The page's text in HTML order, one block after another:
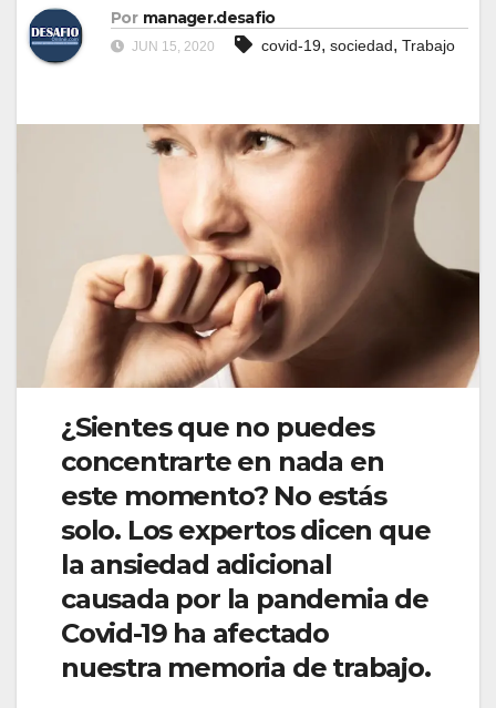
Por manager.desafio
JUN 15, 2020 covid-19, sociedad, Trabajo
¿Sientes que no puedes
concentrarte en nada en
este momento? No estás
solo. Los expertos dicen que
la ansiedad adicional
causada por la pandemia de
Covid-19 ha afectado
nuestra memoria de trabajo.